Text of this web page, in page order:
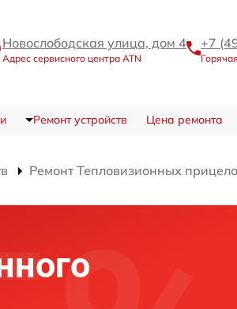
Новослободская улица, дом 4
Адрес сервисного центра ATN
+7
Ремонт устройств Цена ремонта
Ремонт Тепловизионных